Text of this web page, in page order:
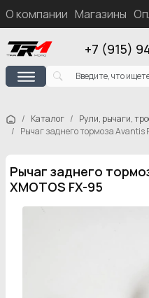
О компании Магазины
+7 (915)
Каталог Рули, рычаги,
Рычаг заднего тормоза Avantis
Рычаг заднего
XMOTOS FX-95